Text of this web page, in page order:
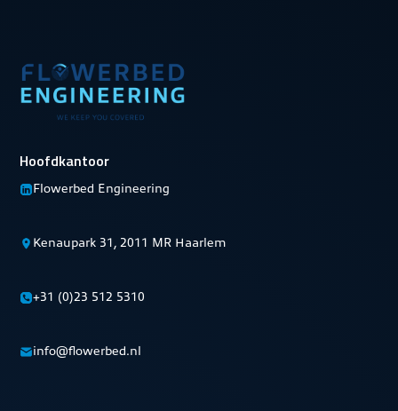
Hoofdkantoor
Flowerbed Engineering
Kenaupark 31, 2011 MR Haarlem
+31 (0)23 512 5310
info@flowerbed.nl